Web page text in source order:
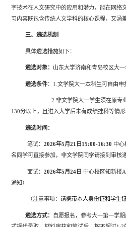
字技术在人文研究中的应用和潜力，能在网络
习内容既包含传统人文学科的核心课程，又涵
三、遴选机制
具体遴选措施如下：
遴选对象： 山东大学济南和青岛校区大一
遴选条件： 1.文学院大一本科生可自由申
2.非文学院大一学生须在原专
130分以上，且进入大学后未有成绩挂科等情形
遴选时间：
笔试：2026年5月21 日 15:00-16:30 中心
名同学可直接参加，非文学院同学请接到审核
面试：2026年5月24 日 中心校区知新楼A
通知）
（注意事项：请携带本人身份证和学生
遴选方式： 自愿报名，参考大一第一学